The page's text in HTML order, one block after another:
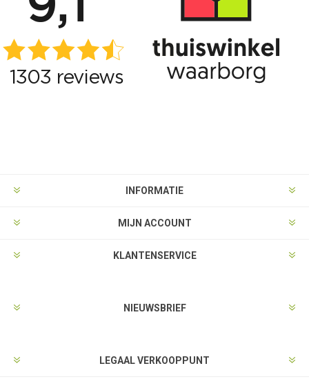
INFORMATIE
MIJN ACCOUNT
KLANTENSERVICE
NIEUWSBRIEF
LEGAAL VERKOOPPUNT